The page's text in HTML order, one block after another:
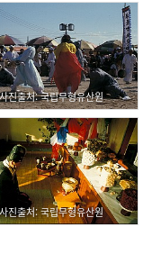
진출처: 국립무형유산원
진출처: 국립무형유산원